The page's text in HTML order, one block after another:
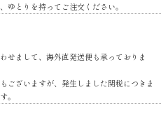
ゆとりを持ってご注文ください。
せまして、海外直発送便も承っておりま
ございますが、発生しました関税につきま
。